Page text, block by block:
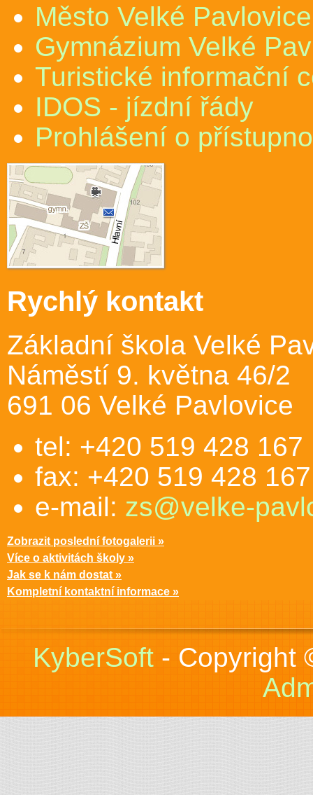
Město Velké Pavlovice
Gymnázium Velké
Turistické informační
IDOS - jízdní řády
Prohlášení o
Rychlý kontakt
Základní škola Velké
Náměstí 9. května 46/2
691 06 Velké Pavlovice
tel: +420 519 428 167
fax: +420 519 428 167
e-mail: zs@velke-
Zobrazit poslední fotogalerii »
Více o aktivitách školy »
Jak se k nám dostat »
Kompletní kontaktní informace »
KyberSoft- Copyright